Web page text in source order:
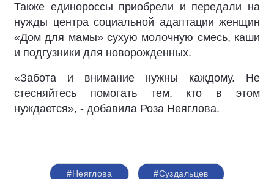
Также единороссы приобрели и передали на
нужды центра социальной адаптации женщин
«Дом для мамы» сухую молочную смесь, каши
и подгузники для новорожденных.
«Забота и внимание нужны каждому. Не
стесняйтесь помогать тем, кто в этом
нуждается», - добавила Роза Неяглова.
#Неяглова #Суздальцев